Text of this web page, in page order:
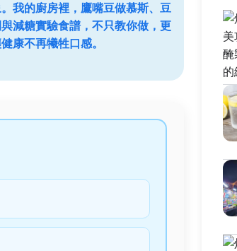
我的廚房裡，鷹嘴豆做慕斯、豆
減糖實驗食譜，不只教你做，更
康不再犧牲口感。